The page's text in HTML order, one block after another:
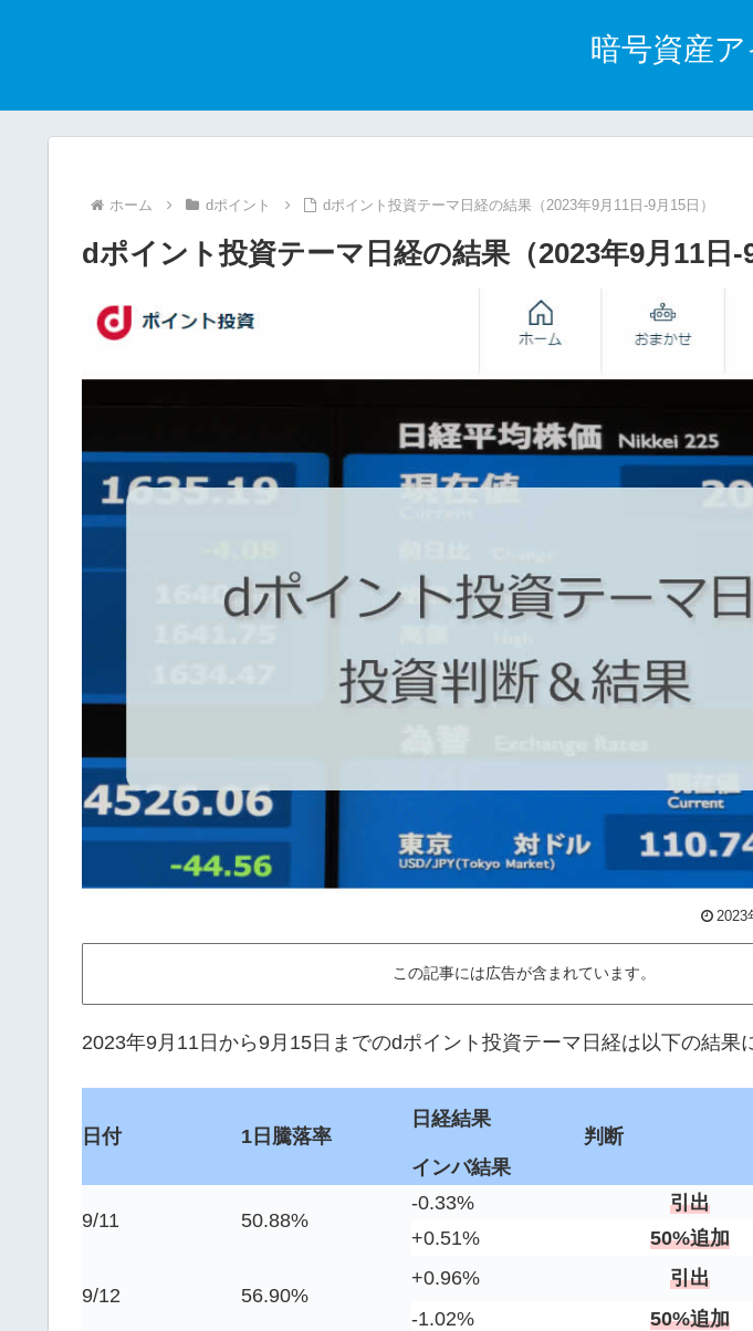
暗号資産
ホーム dポイント dポイント投資テーマ日経の結果（2023年9月11日-9月15日）
dポイント投資テーマ日経の結果（2023年9月11日-9
2023
この記事には広告が含まれています。
2023年9月11日から9月15日までのdポイント投資テーマ日経は以下の結果
日付 1日騰落率
日経結果
判断
インバ結果
9/11 50.88%
-0.33% 引出
+0.51%
50%追加
9/12 56.90%
+0.96% 引出
-1.02%
50%追加